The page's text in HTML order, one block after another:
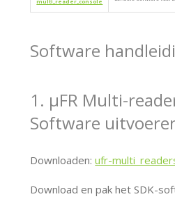
Software
1. μFR Multi-
Software
Downloaden:ufr-
Download en pak het SDK-